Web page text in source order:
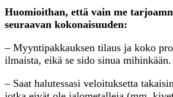
Huomioithan, että vain me
seuraavan kokonaisuuden:
– Myyntipakkauksen tilaus ja koko
ilmaista, eikä se sido sinua mihinkään.
– Saat halutessasi veloituksetta